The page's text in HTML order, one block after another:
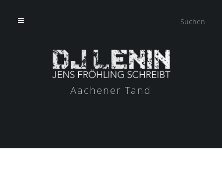
Aachener Tand